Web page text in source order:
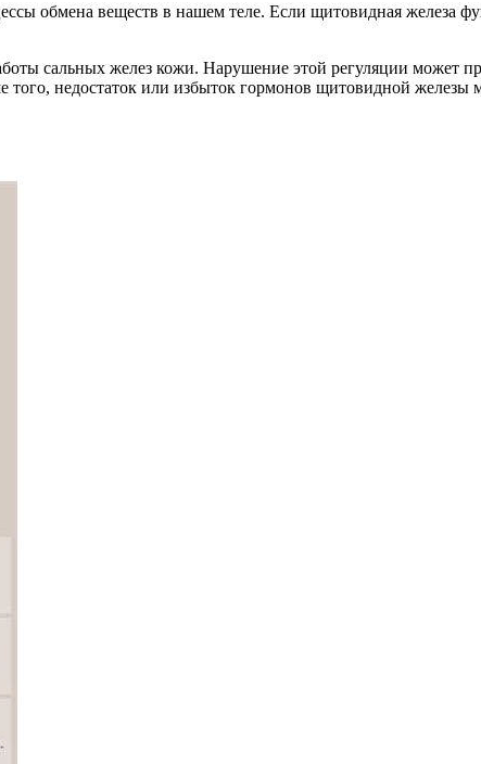
обмена веществ в нашем теле. Если щитовидная железа
сальных желез кожи. Нарушение этой регуляции может
недостаток или избыток гормонов щитовидной железы